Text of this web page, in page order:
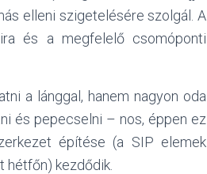
elleni szigetelésére szolgál. A
és a megfelelő csomóponti
a lánggal, hanem nagyon oda
és pepecselni – nos, éppen ez
építése (a SIP elemek
hétfőn) kezdődik.